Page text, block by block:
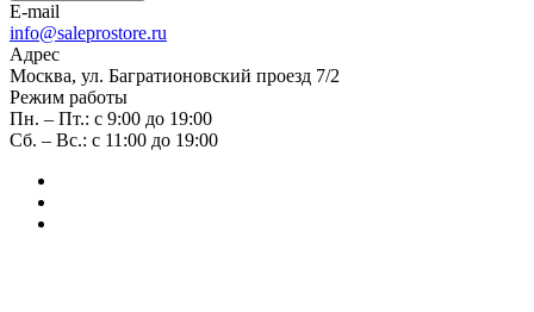
E-mail
info@saleprostore.ru
Адрес
Москва, ул. Багратионовский проезд 7/2
Режим работы
Пн. – Пт.: с 9:00 до 19:00
Сб. – Вс.: с 11:00 до 19:00